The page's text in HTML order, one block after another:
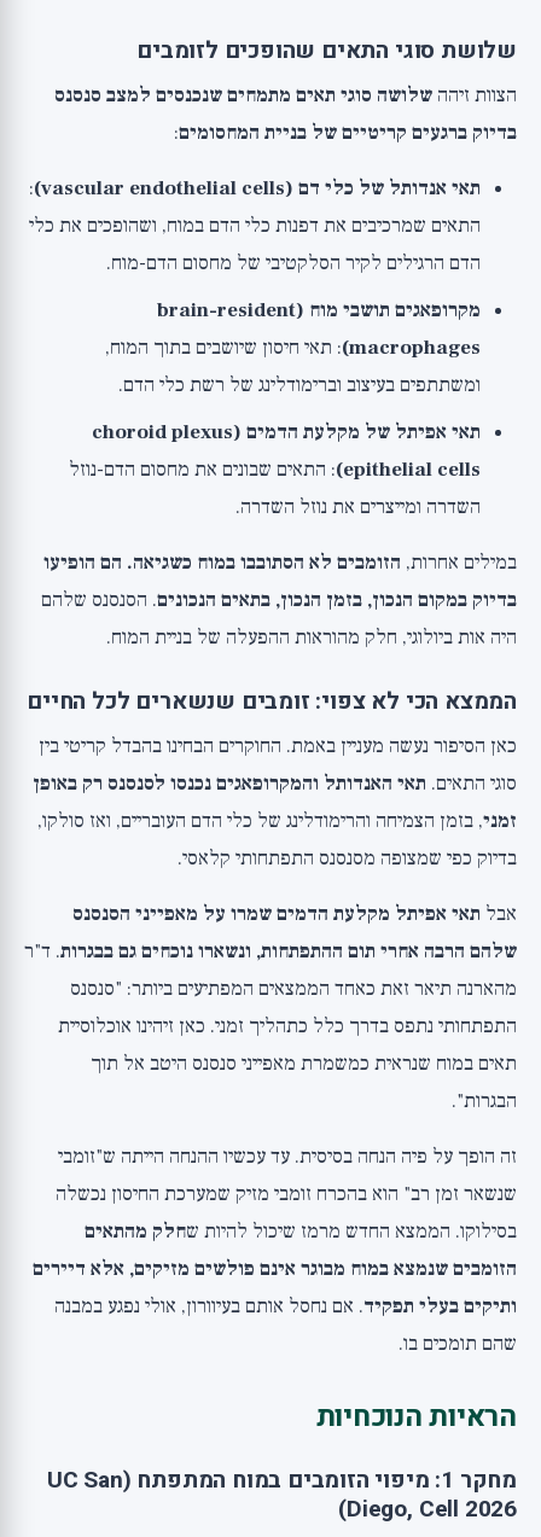
שלושת סוגי התאים שהופכים לזומבים
הצוות זיהה שלושה סוגי תאים מתמחים שנכנסים למצב סנסנס
בדיוק ברגעים קריטיים של בניית המחסומים:
תאי אנדותל של כלי דם (vascular endothelial cells)
:
התאים שמרכיבים את דפנות כלי הדם במוח, ושהופכים את כלי
הדם הרגילים לקיר הסלקטיבי של מחסום הדם-מוח.
מקרופאגים תושבי מוח (brain-resident
macrophages) : תאי חיסון שיושבים בתוך המוח,
ומשתתפים בעיצוב וברימודלינג של רשת כלי הדם.
תאי אפיתל של מקלעת הדמים (choroid plexus
epithelial cells) : התאים שבונים את מחסום הדם-נוזל
השדרה ומייצרים את נוזל השדרה.
במילים אחרות, הזומבים לא הסתובבו במוח כשגיאה. הם הופיעו
בדיוק במקום הנכון, בזמן הנכון, בתאים הנכונים. הסנסנס שלהם
היה אות ביולוגי, חלק מהוראות ההפעלה של בניית המוח.
הממצא הכי לא צפוי: זומבים שנשארים לכל החיים
כאן הסיפור נעשה מעניין באמת. החוקרים הבחינו בהבדל קריטי בין
סוגי התאים. תאי האנדותל והמקרופאגים נכנסו לסנסנס רק באופן
זמני, בזמן הצמיחה והרימודלינג של כלי הדם העובריים, ואז סולקו,
בדיוק כפי שמצופה מסנסנס התפתחותי קלאסי.
אבל תאי אפיתל מקלעת הדמים שמרו על מאפייני הסנסנס
שלהם הרבה אחרי תום ההתפתחות, ונשארו נוכחים גם בבגרות. ד"ר
מהארנה תיאר זאת כאחד הממצאים המפתיעים ביותר: "סנסנס
התפתחותי נתפס בדרך כלל כתהליך זמני. כאן זיהינו אוכלוסיית
תאים במוח שנראית כמשמרת מאפייני סנסנס היטב אל תוך
הבגרות".
זה הופך על פיה הנחה בסיסית. עד עכשיו ההנחה הייתה ש"זומבי
שנשאר זמן רב" הוא בהכרח זומבי מזיק שמערכת החיסון נכשלה
בסילוקו. הממצא החדש מרמז שיכול להיות שחלק מהתאים
הזומבים שנמצא במוח מבוגר אינם פולשים מזיקים, אלא דיירים
ותיקים בעלי תפקיד. אם נחסל אותם בעיוורון, אולי נפגע במבנה
שהם תומכים בו.
הראיות הנוכחיות
מחקר 1: מיפוי הזומבים במוח המתפתח (UC San
Diego, Cell 2026)